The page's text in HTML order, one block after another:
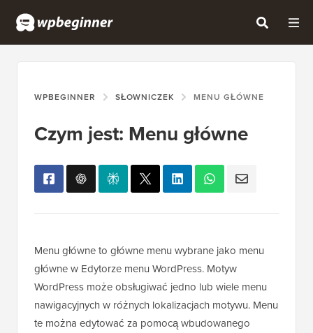
WPBEGINNER SŁOWNICZEK MENU GŁÓWNE
Czym jest: Menu główne
Menu główne to główne menu wybrane jako menu
główne w Edytorze menu WordPress. Motyw
WordPress może obsługiwać jedno lub wiele menu
nawigacyjnych w różnych lokalizacjach motywu. Menu
te można edytować za pomocą wbudowanego